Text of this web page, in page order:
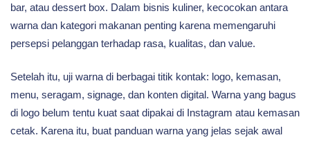
bar, atau dessert box. Dalam bisnis kuliner, kecocokan antara
warna dan kategori makanan penting karena memengaruhi
persepsi pelanggan terhadap rasa, kualitas, dan value.
Setelah itu, uji warna di berbagai titik kontak: logo, kemasan,
menu, seragam, signage, dan konten digital. Warna yang bagus
di logo belum tentu kuat saat dipakai di Instagram atau kemasan
cetak. Karena itu, buat panduan warna yang jelas sejak awal